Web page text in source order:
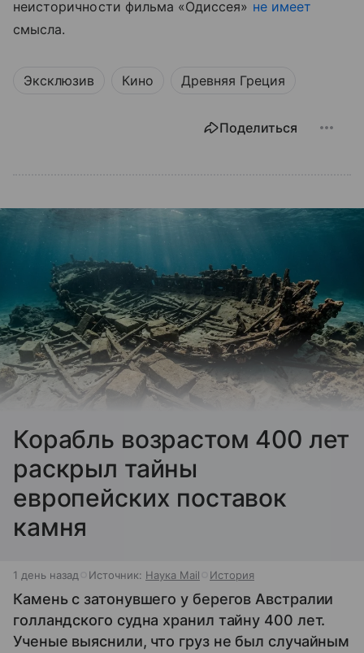
неисторичности фильма «Одиссея» не имеет
смысла.
Эксклюзив Кино Древняя Греция
Поделиться
Корабль возрастом 400 лет
раскрыл тайны
европейских поставок
камня
1 день назад Источник: Наука Mail История
Камень с затонувшего у берегов Австралии
голландского судна хранил тайну 400 лет.
Ученые выяснили, что груз не был случайным